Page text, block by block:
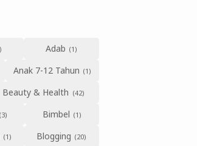
Adab
Anak 7-12 Tahun
Beauty & Health
Bimbel
Blogging